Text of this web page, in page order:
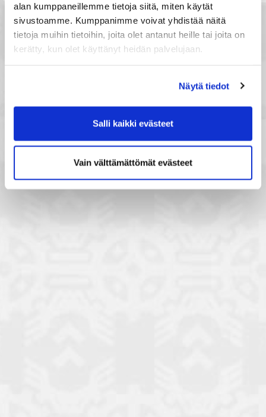
alan kumppaneillemme tietoja siitä, miten käytät
sivustoamme. Kumppanimme voivat yhdistää näitä
tietoja muihin tietoihin, joita olet antanut heille tai joita on
kerätty, kun olet käyttänyt heidän palvelujaan.
Näytä tiedot
Salli kaikki evästeet
Vain välttämättömät evästeet